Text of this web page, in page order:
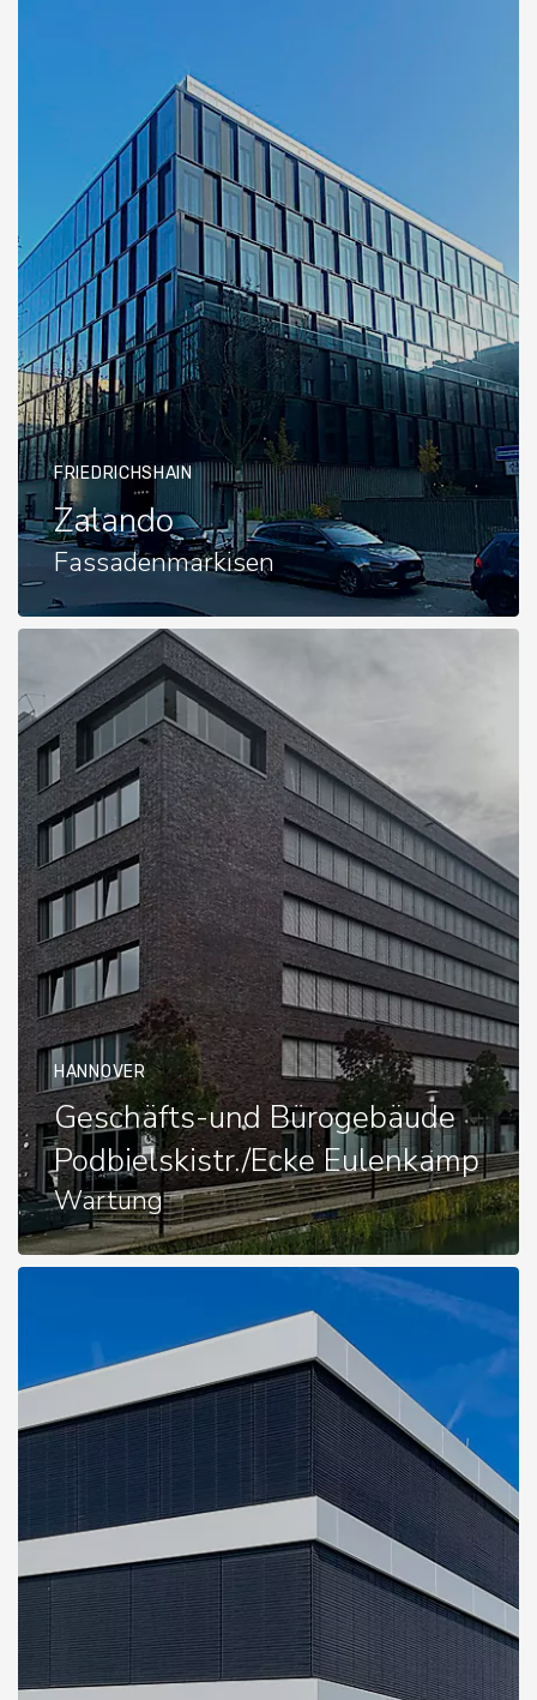
FRIEDRICHSHAIN
Zalando
Fassadenmarkisen
HANNOVER
Geschäfts-und Bürogebäude
Podbielskistr./Ecke Eulenkamp
Wartung